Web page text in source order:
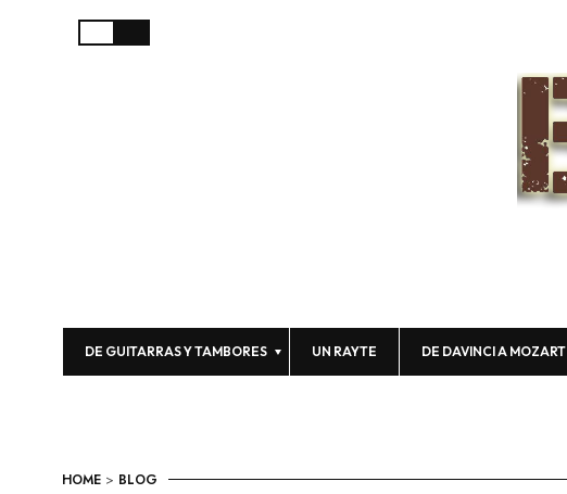
DE GUITARRAS Y TAMBORES UN RAYTE DE DAVINCI A MOZART
HOME > BLOG